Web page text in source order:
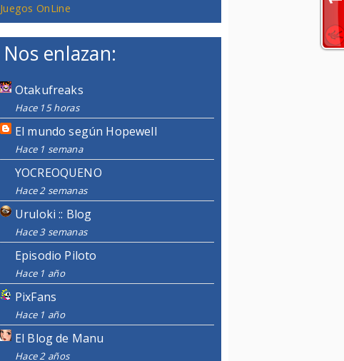
Juegos OnLine
Nos enlazan:
Otakufreaks
Hace 15 horas
El mundo según Hopewell
Hace 1 semana
YOCREOQUENO
Hace 2 semanas
Uruloki :: Blog
Hace 3 semanas
Episodio Piloto
Hace 1 año
PixFans
Hace 1 año
El Blog de Manu
Hace 2 años